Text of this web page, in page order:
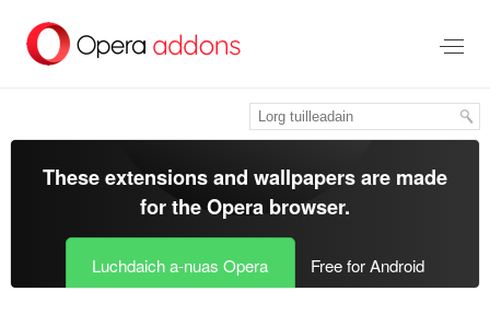
leum
gun
These extensions and wallpapers are made
for theOpera browser.
Luchdaich a-nuas Opera Free for Android